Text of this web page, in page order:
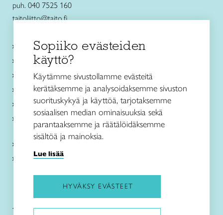
puh. 040 7525 160
taitoliitto@taito.fi
Käsityökurssit ja koulutus
Ajankohtaista
Käsityöohjeet
Me olemme Taito
Paikallinen toiminta
Verkkokaupat
Kirjaudu Arviin
Kirjaudu Taitocampukseen
Taitoliitto: Taito-lehti:
Sopiiko evästeiden
käyttö?
Käytämme sivustollamme evästeitä
kerätäksemme ja analysoidaksemme sivuston
suorituskykyä ja käyttöä, tarjotaksemme
sosiaalisen median ominaisuuksia sekä
parantaaksemme ja räätälöidäksemme
sisältöä ja mainoksia.
Lue lisää
HYVÄKSY EVÄSTEET